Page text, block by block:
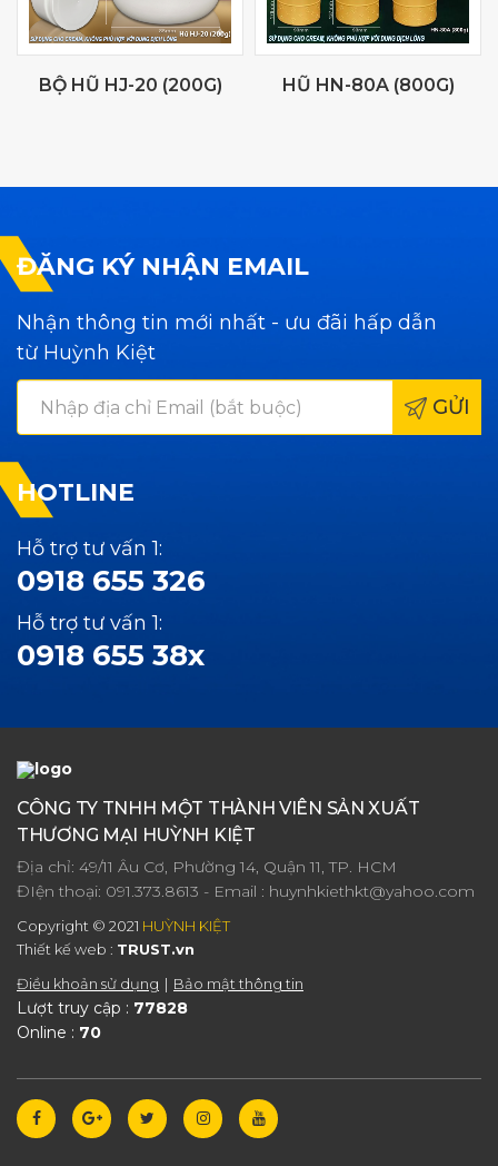
BỘ HŨ HJ-20 (200G) HŨ HN-80A (800G)
ĐĂNG KÝ NHẬN EMAIL
Nhận thông tin mới nhất - ưu đãi hấp dẫn
từ Huỳnh Kiệt
GỬI
HOTLINE
Hỗ trợ tư vấn 1:
0918 655 326
Hỗ trợ tư vấn 1:
0918 655 38x
CÔNG TY TNHH MỘT THÀNH VIÊN SẢN XUẤT
THƯƠNG MẠI HUỲNH KIỆT
Địa chỉ: 49/11 Âu Cơ, Phường 14, Quận 11, TP. HCM
ĐIện thoại: 091.373.8613 - Email : huynhkiethkt@yahoo.com
Copyright © 2021 HUỲNH KIỆT
Thiết kế web : TRUST.vn
Điều khoản sử dụng
Bảo mật thông tin
Lượt truy cập : 77828
Online : 70